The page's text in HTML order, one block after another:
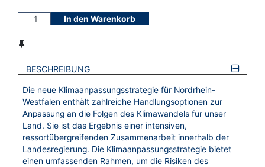
In den Warenkorb
BESCHREIBUNG
Die neue Klimaanpassungsstrategie für Nordrhein-
Westfalen enthält zahlreiche Handlungsoptionen zur
Anpassung an die Folgen des Klimawandels für unser
Land. Sie ist das Ergebnis einer intensiven,
ressortübergreifenden Zusammenarbeit innerhalb der
Landesregierung. Die Klimaanpassungsstrategie bietet
einen umfassenden Rahmen, um die Risiken des